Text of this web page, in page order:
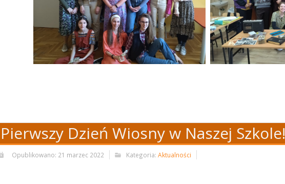
Pierwszy Dzień Wiosny w Naszej Szkole!
Opublikowano: 21 marzec 2022 Kategoria: Aktualności